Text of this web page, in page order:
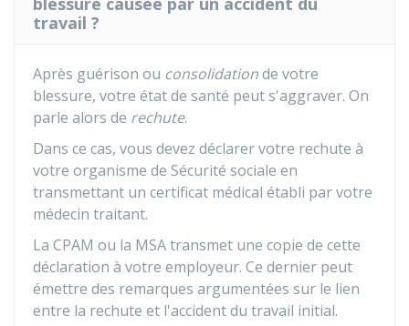
travail ?
Après guérison ou consolidationde votre
blessure, votre état de santé peut s'aggraver. On
parle alors de rechute.
Dans ce cas, vous devez déclarer votre rechute à
votre organisme de Sécurité sociale en
transmettant un certificat médical établi par votre
médecin traitant.
La CPAM ou la MSA transmet une copie de cette
déclaration à votre employeur. Ce dernier peut
émettre des remarques argumentées sur le lien
entre la rechute et l'accident du travail initial.